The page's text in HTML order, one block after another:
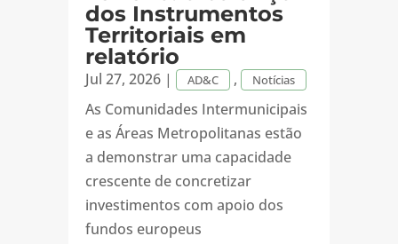
dos Instrumentos
Territoriais em
relatório
Jul 27, 2026| AD&C , Notícias
As Comunidades Intermunicipais
e as Áreas Metropolitanas estão
a demonstrar uma capacidade
crescente de concretizar
investimentos com apoio dos
fundos europeus